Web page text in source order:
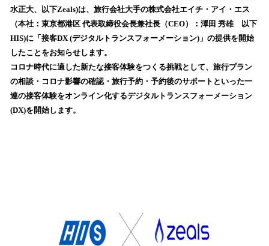
を
読
込
み
中
で
す
水正大、以下Zeals)は、旅行会社大手の株式会社エイチ・アイ・エス
（本社：東京都港区 代表取締役会長兼社長（CEO）：澤田 秀雄 以下
HIS)に「接客DX (デジタルトランスフォーメーション)」の提供を開始
したことをお知らせします。
コロナ時代に適した新たな接客体験をつくる挑戦として、旅行プラン
の相談・コロナ影響の確認・旅行予約・予約後のサポートといった一
連の接客体験をオンライン化するデジタルトランスフォーメーション
(DX)を開始します。